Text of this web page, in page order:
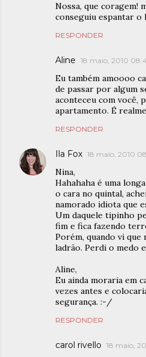
Nossa, que coragem!
conseguiu espantar o
RESPONDER
Aline 18 maio, 2010
Eu também amoooo
de passar por algum
aconteceu com você,
apartamento. É
RESPONDER
Ila Fox 18 maio, 2010
Nina,
Hahahaha é uma
o cara no quintal,
namorado idiota que
Um daquele tipinho
fim e fica fazendo
Porém, quando vi que
ladrão. Perdi o medo
Aline,
Eu ainda moraria em
vezes antes e
segurança. :-/
RESPONDER
carol rivello 18 maio,